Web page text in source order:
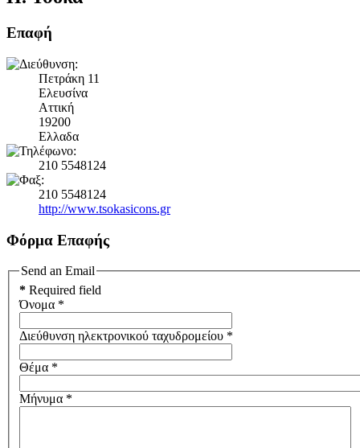
Επαφή
Πετράκη 11
Ελευσίνα
Αττική
19200
Ελλαδα
210 5548124
210 5548124
http://www.tsokasicons.gr
Φόρμα Επαφής
Send an Email
* Required field
Όνομα *
Διεύθυνση ηλεκτρονικού ταχυδρομείου *
Θέμα *
Μήνυμα *